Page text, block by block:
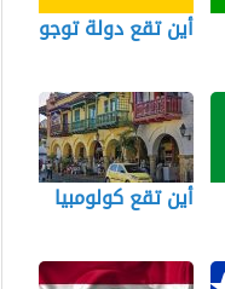
أين تقع دولة توجو
أين تقع كولومبيا